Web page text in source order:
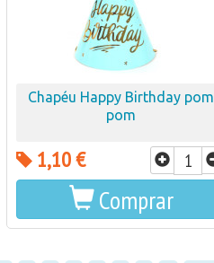
Chapéu Happy Birthday pom
pom
1,10 €
Comprar